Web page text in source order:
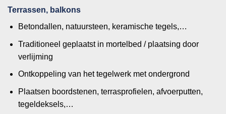
Terrassen, balkons
Betondallen, natuursteen, keramische tegels,…
Traditioneel geplaatst in mortelbed / plaatsing door
verlijming
Ontkoppeling van het tegelwerk met ondergrond
Plaatsen boordstenen, terrasprofielen, afvoerputten,
tegeldeksels,…